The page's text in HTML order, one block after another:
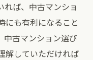
れば、中古マンショ
にも有利になること
中古マンション選び
解していただければ